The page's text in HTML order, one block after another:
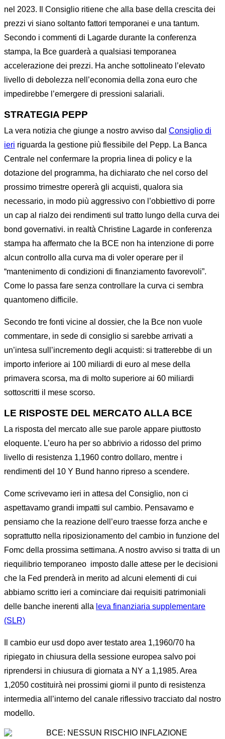
nel 2023. Il Consiglio ritiene che alla base della crescita dei
prezzi vi siano soltanto fattori temporanei e una tantum.
Secondo i commenti di Lagarde durante la conferenza
stampa, la Bce guarderà a qualsiasi temporanea
accelerazione dei prezzi. Ha anche sottolineato l’elevato
livello di debolezza nell’economia della zona euro che
impedirebbe l’emergere di pressioni salariali.
STRATEGIA PEPP
La vera notizia che giunge a nostro avviso dal Consiglio di
ieri riguarda la gestione più flessibile del Pepp. La Banca
Centrale nel confermare la propria linea di policy e la
dotazione del programma, ha dichiarato che nel corso del
prossimo trimestre opererà gli acquisti, qualora sia
necessario, in modo più aggressivo con l’obbiettivo di porre
un cap al rialzo dei rendimenti sul tratto lungo della curva dei
bond governativi. in realtà Christine Lagarde in conferenza
stampa ha affermato che la BCE non ha intenzione di porre
alcun controllo alla curva ma di voler operare per il
“mantenimento di condizioni di finanziamento favorevoli”.
Come lo passa fare senza controllare la curva ci sembra
quantomeno difficile.
Secondo tre fonti vicine al dossier, che la Bce non vuole
commentare, in sede di consiglio si sarebbe arrivati a
un’intesa sull’incremento degli acquisti: si tratterebbe di un
importo inferiore ai 100 miliardi di euro al mese della
primavera scorsa, ma di molto superiore ai 60 miliardi
sottoscritti il mese scorso.
LE RISPOSTE DEL MERCATO ALLA BCE
La risposta del mercato alle sue parole appare piuttosto
eloquente. L’euro ha per so abbrivio a ridosso del primo
livello di resistenza 1,1960 contro dollaro, mentre i
rendimenti del 10 Y Bund hanno ripreso a scendere.
Come scrivevamo ieri in attesa del Consiglio, non ci
aspettavamo grandi impatti sul cambio. Pensavamo e
pensiamo che la reazione dell’euro traesse forza anche e
soprattutto nella riposizionamento del cambio in funzione del
Fomc della prossima settimana. A nostro avviso si tratta di un
riequilibrio temporaneo imposto dalle attese per le decisioni
che la Fed prenderà in merito ad alcuni elementi di cui
abbiamo scritto ieri a cominciare dai requisiti patrimoniali
delle banche inerenti alla leva finanziaria supplementare
(SLR)
Il cambio eur usd dopo aver testato area 1,1960/70 ha
ripiegato in chiusura della sessione europea salvo poi
riprendersi in chiusura di giornata a NY a 1,1985. Area
1,2050 costituirà nei prossimi giorni il punto di resistenza
intermedia all’interno del canale riflessivo tracciato dal nostro
modello.